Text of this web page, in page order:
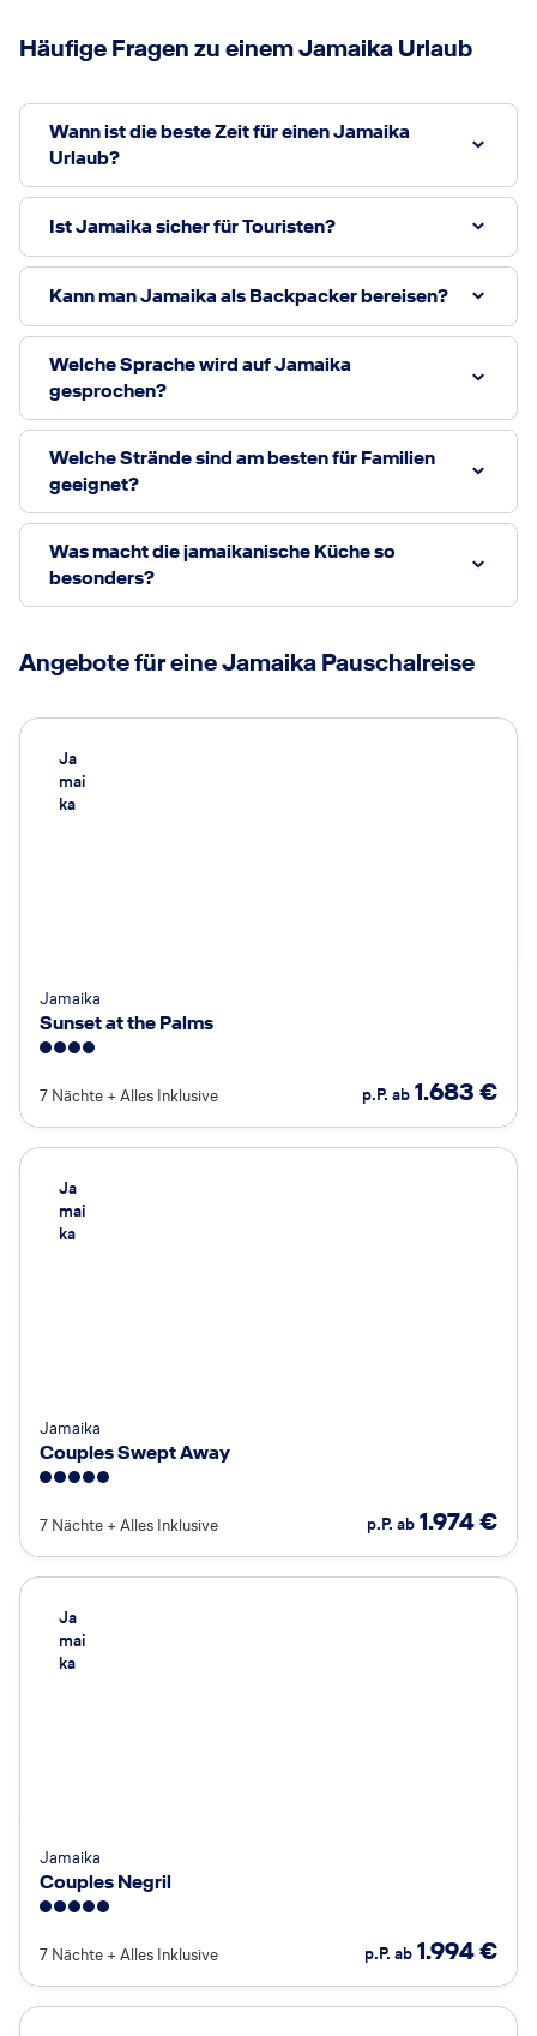
Häufige Fragen zu einem Jamaika Urlaub
Wann ist die beste Zeit für einen Jamaika
Urlaub?
Ist Jamaika sicher für Touristen?
Kann man Jamaika als Backpacker bereisen?
Welche Sprache wird auf Jamaika
gesprochen?
Welche Strände sind am besten für Familien
geeignet?
Was macht die jamaikanische Küche so
besonders?
Angebote für eine Jamaika Pauschalreise
Ja
mai
ka
Jamaika
Sunset at the Palms
7 Nächte + Alles Inklusive p.P. ab 1.683€
Ja
mai
ka
Jamaika
Couples Swept Away
7 Nächte + Alles Inklusive p.P. ab 1.974€
Ja
mai
ka
Jamaika
Couples Negril
7 Nächte + Alles Inklusive p.P. ab 1.994€